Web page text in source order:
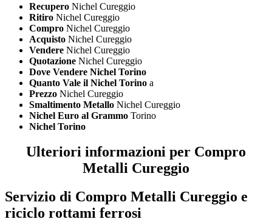
Recupero Nichel Cureggio
Ritiro Nichel Cureggio
Compro Nichel Cureggio
Acquisto Nichel Cureggio
Vendere Nichel Cureggio
Quotazione Nichel Cureggio
Dove Vendere Nichel Torino
Quanto Vale il Nichel Torino a
Prezzo Nichel Cureggio
Smaltimento Metallo Nichel Cureggio
Nichel Euro al Grammo Torino
Nichel Torino
Ulteriori informazioni per Compro
Metalli Cureggio
Servizio di Compro Metalli Cureggio e
riciclo rottami ferrosi